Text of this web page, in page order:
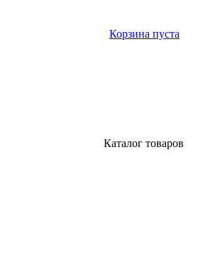
Корзина пуста
Каталог товаров